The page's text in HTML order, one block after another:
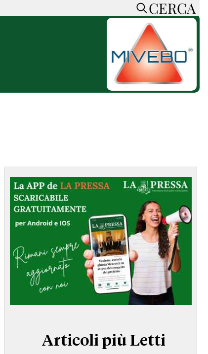
CERCA
ACCEDI o REGISTRATI
SOSTIENI LA PRESSA
MAPPA DEL SITO
NORMATIVE
DEONTOLOGICHE
TERMINI e CONDIZIONI
CERCA
Articoli più Letti